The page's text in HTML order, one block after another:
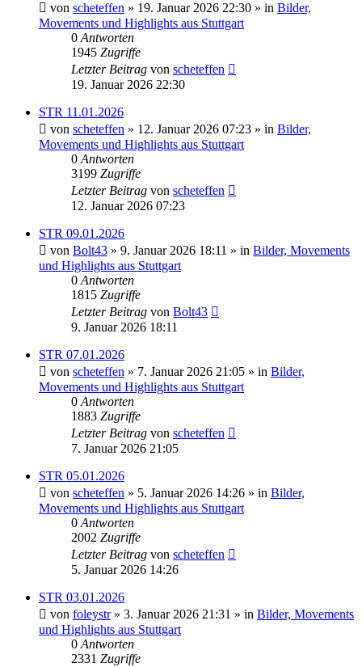
von scheteffen » 19. Januar 2026 22:30 » in Bilder,
Movements und Highlights aus Stuttgart
0 Antworten
1945 Zugriffe
Letzter Beitrag von scheteffen
19. Januar 2026 22:30
STR 11.01.2026
von scheteffen » 12. Januar 2026 07:23 » in Bilder,
Movements und Highlights aus Stuttgart
0 Antworten
3199 Zugriffe
Letzter Beitrag von scheteffen
12. Januar 2026 07:23
STR 09.01.2026
von Bolt43 » 9. Januar 2026 18:11 » in Bilder, Movements
und Highlights aus Stuttgart
0 Antworten
1815 Zugriffe
Letzter Beitrag von Bolt43
9. Januar 2026 18:11
STR 07.01.2026
von scheteffen » 7. Januar 2026 21:05 » in Bilder,
Movements und Highlights aus Stuttgart
0 Antworten
1883 Zugriffe
Letzter Beitrag von scheteffen
7. Januar 2026 21:05
STR 05.01.2026
von scheteffen » 5. Januar 2026 14:26 » in Bilder,
Movements und Highlights aus Stuttgart
0 Antworten
2002 Zugriffe
Letzter Beitrag von scheteffen
5. Januar 2026 14:26
STR 03.01.2026
von foleystr» 3. Januar 2026 21:31 » in Bilder, Movements
und Highlights aus Stuttgart
0 Antworten
2331 Zugriffe